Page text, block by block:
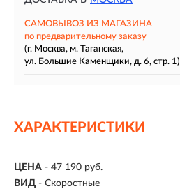
САМОВЫВОЗ ИЗ МАГАЗИНА
по предварительному заказу
(г. Москва, м. Таганская,
ул. Большие Каменщики, д. 6, стр. 1)
ХАРАКТЕРИСТИКИ
ЦЕНА - 47 190 руб.
ВИД - Скоростные